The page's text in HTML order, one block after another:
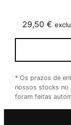
29,50 €
* Os prazos de
nossos stocks no
foram feitas